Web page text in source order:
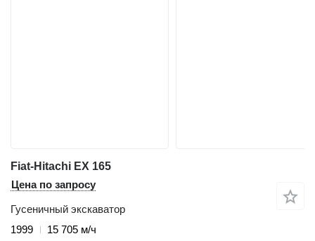
Fiat-Hitachi EX 165
Цена по запросу
Гусеничный экскаватор
1999
15 705 м/ч